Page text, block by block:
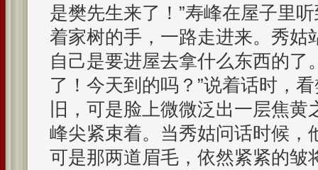
是樊先生来了！”寿峰在屋子里
着家树的手，一路走进来。秀姑
自己是要进屋去拿什么东西的了
了！今天到的吗？”说着话时，
旧，可是脸上微微泛出一层焦
峰尖紧束着。当秀姑问话时候，
可是那两道眉毛，依然紧紧的皱